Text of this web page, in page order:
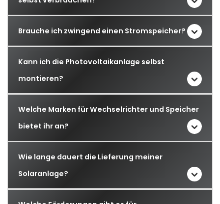
Brauche ich zwingend einen Stromspeicher?
Kann ich die Photovoltaikanlage selbst
montieren?
Welche Marken für Wechselrichter und Speicher
bietet ihr an?
Wie lange dauert die Lieferung meiner
Solaranlage?